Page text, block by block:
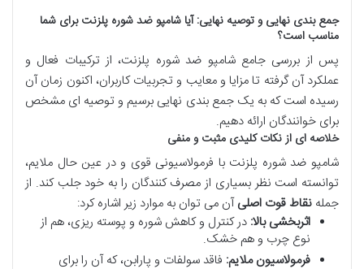
جمع بندی نهایی و توصیه نهایی: آیا شامپو ضد شوره پلزنت برای شما
مناسب است؟
پس از بررسی جامع شامپو ضد شوره پلزنت، از ترکیبات فعال و
عملکرد آن گرفته تا مزایا و معایب و تجربیات کاربران، اکنون زمان آن
رسیده است که به یک جمع بندی نهایی برسیم و توصیه ای مشخص
برای خوانندگان ارائه دهیم.
خلاصه ای از نکات کلیدی مثبت و منفی
شامپو ضد شوره پلزنت با فرمولاسیونی قوی و در عین حال ملایم،
توانسته است نظر بسیاری از مصرف کنندگان را به خود جلب کند. از
جمله نقاط قوت اصلیآن می توان به موارد زیر اشاره کرد:
اثربخشی بالا: در کنترل و کاهش شوره و پوسته ریزی، هم از
نوع چرب و هم خشک.
فرمولاسیون ملایم: فاقد سولفات و پارابن، که آن را برای